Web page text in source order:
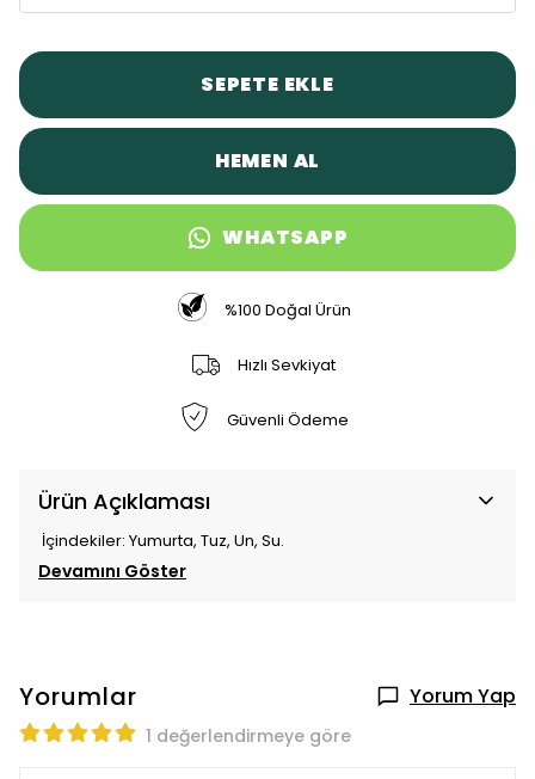
SEPETE EKLE
HEMEN AL
WHATSAPP
%100 Doğal Ürün
Hızlı Sevkiyat
Güvenli Ödeme
Ürün Açıklaması
İçindekiler: Yumurta, Tuz, Un, Su.
Devamını Göster
Yorumlar Yorum Yap
1 değerlendirmeye göre